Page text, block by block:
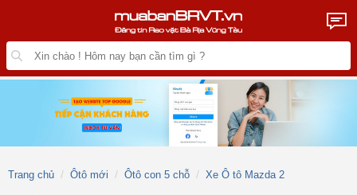
Trang chủ Ôtô mới Ôtô con 5 chỗ Xe Ô tô Mazda 2